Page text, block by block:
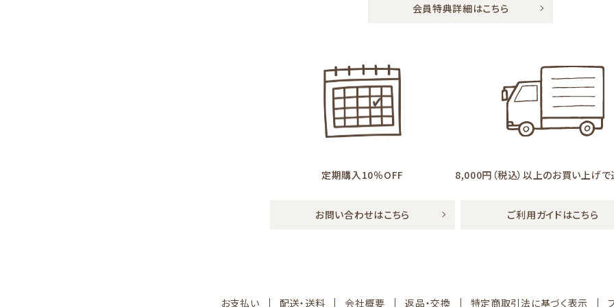
会員特典詳細はこちら
定期購入10％OFF
お問い合わせはこちら
8,000円（税込）以上のお買い上げ
ご利用ガイドはこちら
お支払い 配送・送料 会社概要 返品・交換 特定商取引法に基づく表示